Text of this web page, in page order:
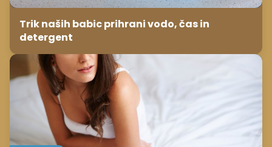
Trik naših babic prihrani vodo, čas in
detergent